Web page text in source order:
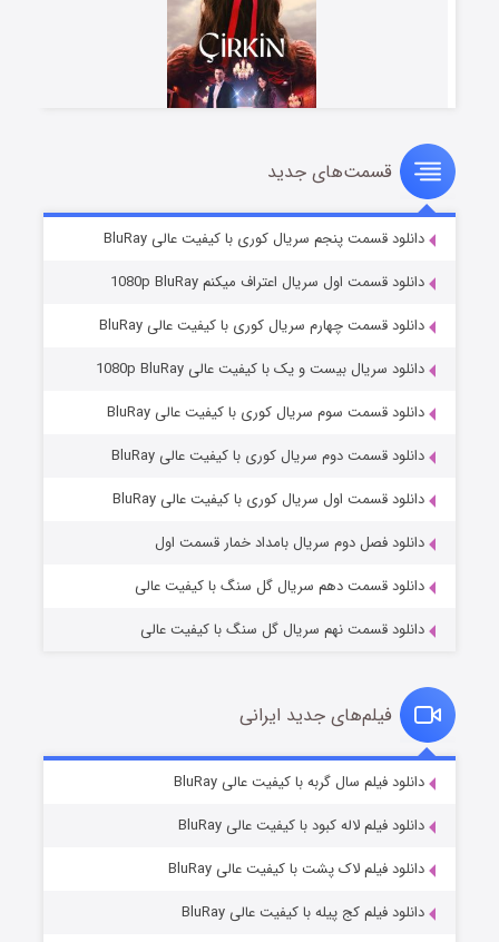
سریال زشت
قسمت۵ (زیرنویس) منتشر شد
وستی ها
قسمت۱ (زیرنویس) منتشر شد
قسمت۶ (زیرنویس) منتشر شد
قسمت‌های جدید
دانلود قسمت پنجم سریال کوری با کیفیت عالی BluRay
دانلود قسمت اول سریال اعتراف میکنم 1080p BluRay
دانلود قسمت چهارم سریال کوری با کیفیت عالی BluRay
دانلود سریال بیست و یک با کیفیت عالی 1080p BluRay
دانلود قسمت سوم سریال کوری با کیفیت عالی BluRay
دانلود قسمت دوم سریال کوری با کیفیت عالی BluRay
دانلود قسمت اول سریال کوری با کیفیت عالی BluRay
دانلود فصل دوم سریال بامداد خمار قسمت اول
دانلود قسمت دهم سریال گل سنگ با کیفیت عالی
دانلود قسمت نهم سریال گل سنگ با کیفیت عالی
فیلم‌های جدید ایرانی
دانلود فیلم سال گربه با کیفیت عالی BluRay
دانلود فیلم لاله کبود با کیفیت عالی BluRay
دانلود فیلم لاک پشت با کیفیت عالی BluRay
دانلود فیلم کج‌ پیله با کیفیت عالی BluRay